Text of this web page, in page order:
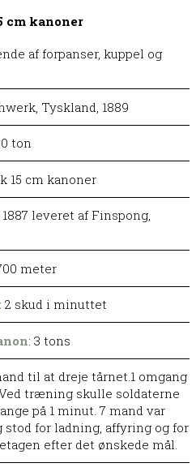
cm kanoner
af forpanser, kuppel og
Tyskland, 1889
ton
15 cm kanoner
leveret af Finspong,
meter
2 skud i minuttet
: 3 tons
til at dreje tårnet.1 omgang
træning skulle soldaterne
på 1 minut. 7 mand var
stod for ladning, affyring og for
efter det ønskede mål.